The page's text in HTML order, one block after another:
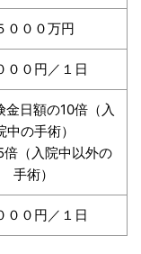
０００万円
００円／１日
金日額の10倍（入
中の手術）
倍（入院中以外の
手術）
００円／１日